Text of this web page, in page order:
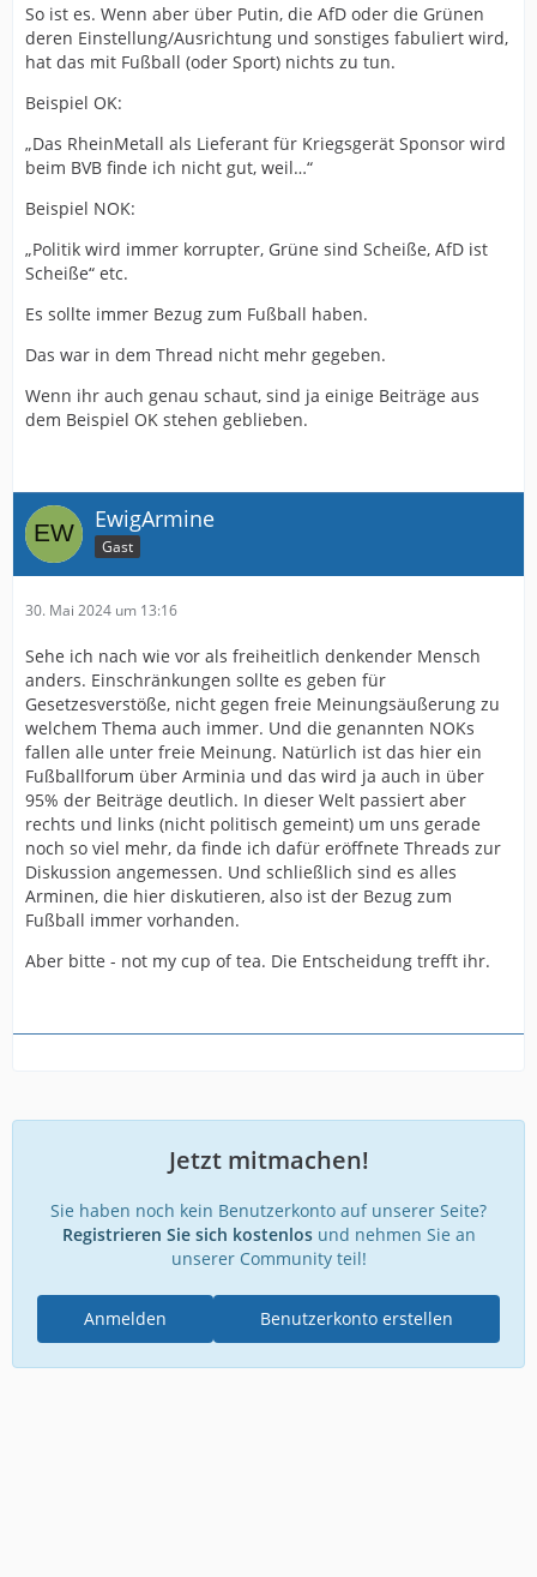
So ist es. Wenn aber über Putin, die AfD oder die Grünen
deren Einstellung/Ausrichtung und sonstiges fabuliert wird,
hat das mit Fußball (oder Sport) nichts zu tun.
Beispiel OK:
„Das RheinMetall als Lieferant für Kriegsgerät Sponsor wird
beim BVB finde ich nicht gut, weil…“
Beispiel NOK:
„Politik wird immer korrupter, Grüne sind Scheiße, AfD ist
Scheiße“ etc.
Es sollte immer Bezug zum Fußball haben.
Das war in dem Thread nicht mehr gegeben.
Wenn ihr auch genau schaut, sind ja einige Beiträge aus
dem Beispiel OK stehen geblieben.
EwigArmine
Gast
30. Mai 2024 um 13:16
Sehe ich nach wie vor als freiheitlich denkender Mensch
anders. Einschränkungen sollte es geben für
Gesetzesverstöße, nicht gegen freie Meinungsäußerung zu
welchem Thema auch immer. Und die genannten NOKs
fallen alle unter freie Meinung. Natürlich ist das hier ein
Fußballforum über Arminia und das wird ja auch in über
95% der Beiträge deutlich. In dieser Welt passiert aber
rechts und links (nicht politisch gemeint) um uns gerade
noch so viel mehr, da finde ich dafür eröffnete Threads zur
Diskussion angemessen. Und schließlich sind es alles
Arminen, die hier diskutieren, also ist der Bezug zum
Fußball immer vorhanden.
Aber bitte - not my cup of tea. Die Entscheidung trefft ihr.
Jetzt mitmachen!
Sie haben noch kein Benutzerkonto auf unserer Seite?
Registrieren Sie sich kostenlosund nehmen Sie an
unserer Community teil!
Benutzerkonto erstellen
Anmelden